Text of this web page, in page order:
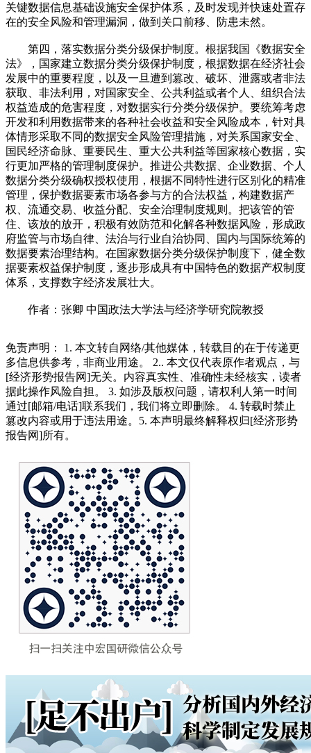
关键数据信息基础设施安全保护体系，及时发现并快速处置存
在的安全风险和管理漏洞，做到关口前移、防患未然。
第四，落实数据分类分级保护制度。根据我国《数据安全
法》，国家建立数据分类分级保护制度，根据数据在经济社会
发展中的重要程度，以及一旦遭到篡改、破坏、泄露或者非法
获取、非法利用，对国家安全、公共利益或者个人、组织合法
权益造成的危害程度，对数据实行分类分级保护。要统筹考虑
开发和利用数据带来的各种社会收益和安全风险成本，针对具
体情形采取不同的数据安全风险管理措施，对关系国家安全、
国民经济命脉、重要民生、重大公共利益等国家核心数据，实
行更加严格的管理制度保护。推进公共数据、企业数据、个人
数据分类分级确权授权使用，根据不同特性进行区别化的精准
管理，保护数据要素市场各参与方的合法权益，构建数据产
权、流通交易、收益分配、安全治理制度规则。把该管的管
住、该放的放开，积极有效防范和化解各种数据风险，形成政
府监管与市场自律、法治与行业自治协同、国内与国际统筹的
数据要素治理结构。在国家数据分类分级保护制度下，健全数
据要素权益保护制度，逐步形成具有中国特色的数据产权制度
体系，支撑数字经济发展壮大。
作者：张卿 中国政法大学法与经济学研究院教授
免责声明： 1. 本文转自网络/其他媒体，转载目的在于传递更
多信息供参考，非商业用途。 2.. 本文仅代表原作者观点，与
[经济形势报告网]无关。内容真实性、准确性未经核实，读者
据此操作风险自担。 3. 如涉及版权问题，请权利人第一时间
通过[邮箱/电话]联系我们，我们将立即删除。 4. 转载时禁止
篡改内容或用于违法用途。5. 本声明最终解释权归[经济形势
报告网]所有。